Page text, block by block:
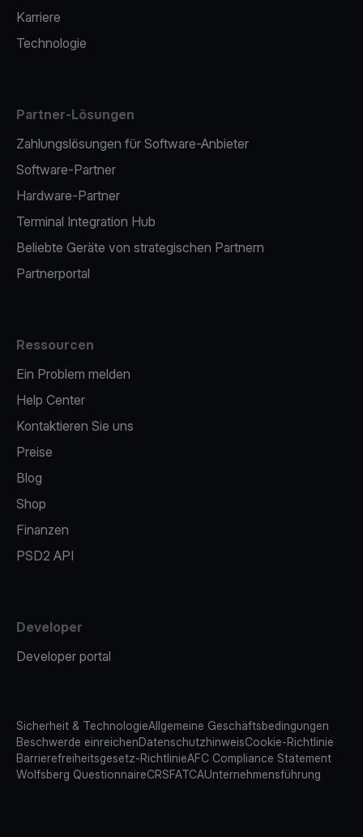
Karriere
Technologie
Partner-Lösungen
Zahlungslösungen für Software-Anbieter
Software-Partner
Hardware-Partner
Terminal Integration Hub
Beliebte Geräte von strategischen Partnern
Partnerportal
Ressourcen
Ein Problem melden
Help Center
Kontaktieren Sie uns
Preise
Blog
Shop
Finanzen
PSD2 API
Developer
Developer portal
Sicherheit & TechnologieAllgemeine Geschäftsbedingungen
Beschwerde einreichenDatenschutzhinweisCookie-Richtlinie
Barrierefreiheitsgesetz-RichtlinieAFC Compliance Statement
Wolfsberg QuestionnaireCRSFATCAUnternehmensführung